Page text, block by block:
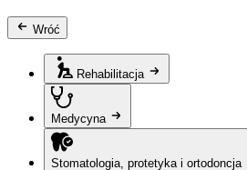
Wróć
Rehabilitacja
Medycyna
Stomatologia, protetyka i ortodoncja